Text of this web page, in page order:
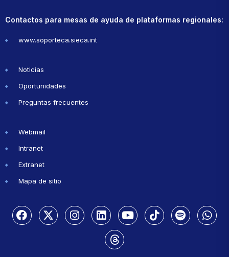
Contactos para mesas de ayuda de plataformas regionales:
www.soporteca.sieca.int
Noticias
Oportunidades
Preguntas frecuentes
Webmail
Intranet
Extranet
Mapa de sitio